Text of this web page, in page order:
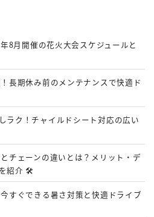
8月開催の花火大会スケジュールと
長期休み前のメンテナンスで快適ド
ラク！チャイルドシート対応の広い
チェーンの違いとは？メリット・デ
紹介 🛠️
すぐできる暑さ対策と快適ドライブ